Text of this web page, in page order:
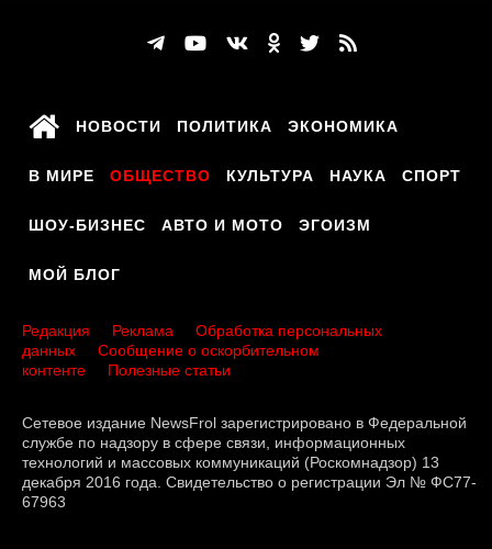
НОВОСТИ ПОЛИТИКА ЭКОНОМИКА
В МИРЕ ОБЩЕСТВО КУЛЬТУРА НАУКА СПОРТ
ШОУ-БИЗНЕС АВТО И МОТО ЭГОИЗМ
МОЙ БЛОГ
Редакция Реклама
Обработка персональных
данных
Сообщение о оскорбительном
контенте
Полезные статьи
Сетевое издание NewsFrol зарегистрировано в Федеральной
службе по надзору в сфере связи, информационных
технологий и массовых коммуникаций (Роскомнадзор) 13
декабря 2016 года. Свидетельство о регистрации Эл № ФС77-
67963